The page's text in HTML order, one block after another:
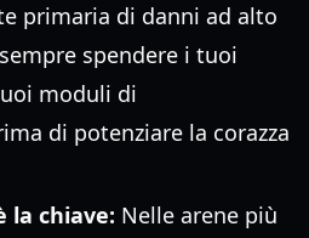
primaria di danni ad alto
spendere i tuoi
moduli di
di potenziare la corazza
la chiave: Nelle arene più